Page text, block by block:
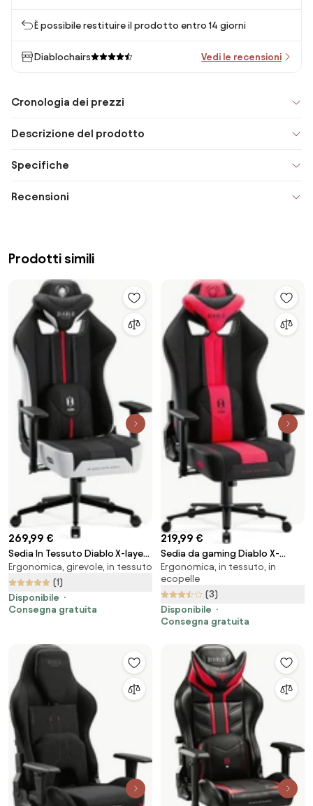
È possibile restituire il prodotto entro 14 giorni
Diablochairs Vedi le recensioni
Cronologia dei prezzi
Descrizione del prodotto
Specifiche
Recensioni
Prodotti simili
269,99 €
Sedia In Tessuto Diablo X-layer
2.0 Small, Bianco E Nero
Ergonomica, girevole, in tessuto
(1)
Disponibile
Consegna gratuita
219,99 €
Sedia da gaming Diablo X-
Player 2.0 in materiale Normal
Size: cremisi-antracite
Ergonomica, in tessuto, in
ecopelle
(3)
Disponibile
Consegna gratuita